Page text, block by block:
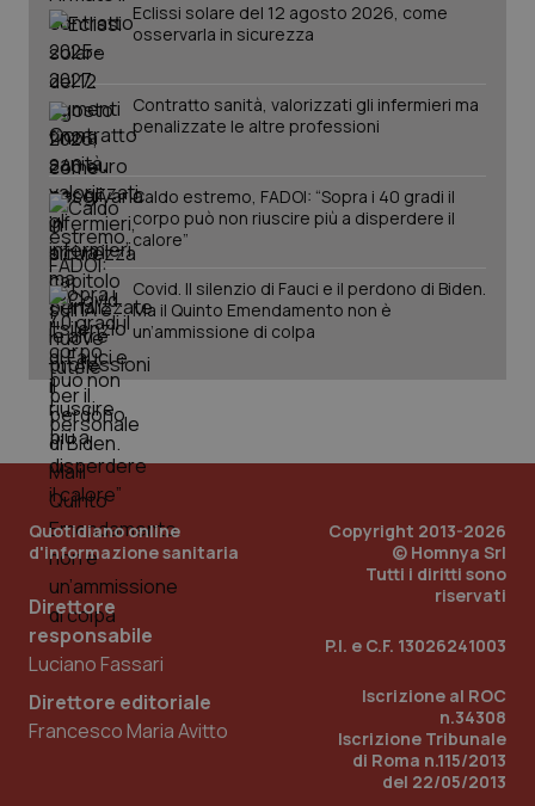
Eclissi solare del 12 agosto 2026, come
osservarla in sicurezza
Contratto sanità, valorizzati gli infermieri ma
penalizzate le altre professioni
Caldo estremo, FADOI: “Sopra i 40 gradi il
corpo può non riuscire più a disperdere il
calore”
Covid. Il silenzio di Fauci e il perdono di Biden.
Ma il Quinto Emendamento non è
un’ammissione di colpa
Quotidiano online
d'informazione sanitaria
Direttore
responsabile
Luciano Fassari
Direttore editoriale
Francesco Maria Avitto
Copyright 2013-2026
© Homnya Srl
Tutti i diritti sono
riservati
P.I. e C.F. 13026241003
Iscrizione al ROC
n.34308
Iscrizione Tribunale
di Roma n.115/2013
del 22/05/2013
PHPSESSID